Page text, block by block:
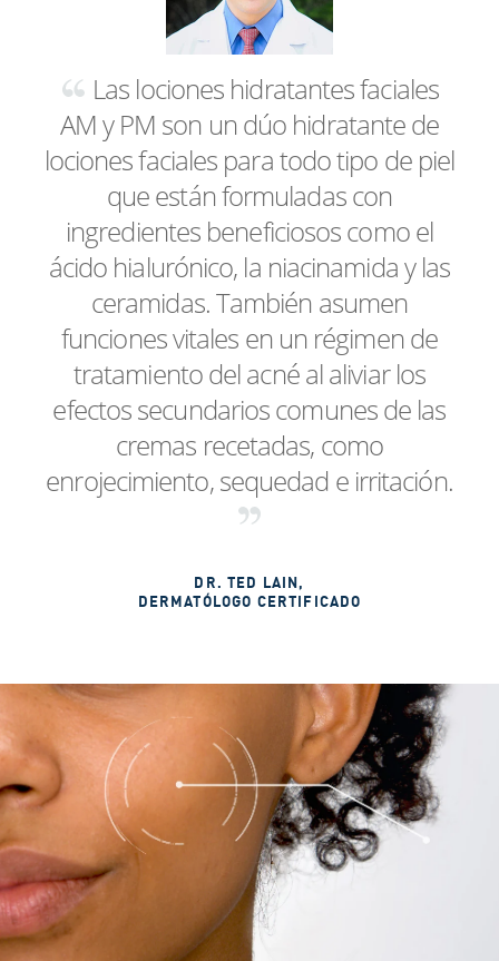
Las lociones hidratantes faciales
AM y PM son un dúo hidratante de
lociones faciales para todo tipo de piel
que están formuladas con
ingredientes beneficiosos como el
ácido hialurónico, la niacinamida y las
ceramidas. También asumen
funciones vitales en un régimen de
tratamiento del acné al aliviar los
efectos secundarios comunes de las
cremas recetadas, como
enrojecimiento, sequedad e irritación.
DR. TED LAIN,
DERMATÓLOGO CERTIFICADO